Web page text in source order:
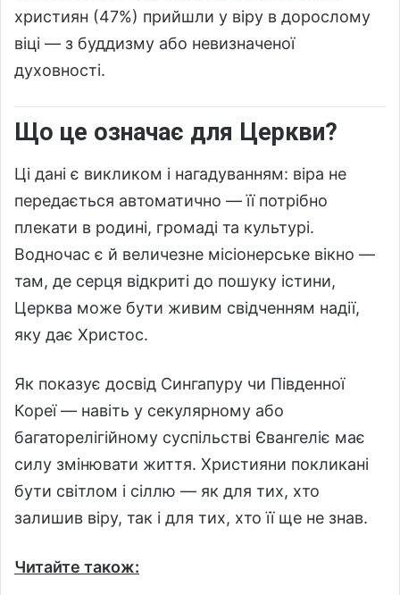
християн (47%) прийшли у віру в дорослому
віці — з буддизму або невизначеної
духовності.
Що це означає для Церкви?
Ці дані є викликом і нагадуванням: віра не
передається автоматично — її потрібно
плекати в родині, громаді та культурі.
Водночас є й величезне місіонерське вікно —
там, де серця відкриті до пошуку істини,
Церква може бути живим свідченням надії,
яку дає Христос.
Як показує досвід Сингапуру чи Південної
Кореї — навіть у секулярному або
багаторелігійному суспільстві Євангеліє має
силу змінювати життя. Християни покликані
бути світлом і сіллю — як для тих, хто
залишив віру, так і для тих, хто її ще не знав.
Читайте також: